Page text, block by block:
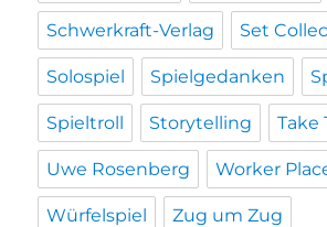
Schwerkraft-Verlag Set
Solospiel Spielgedanken
Spieltroll Storytelling Take
Uwe Rosenberg Worker
Würfelspiel Zug um Zug